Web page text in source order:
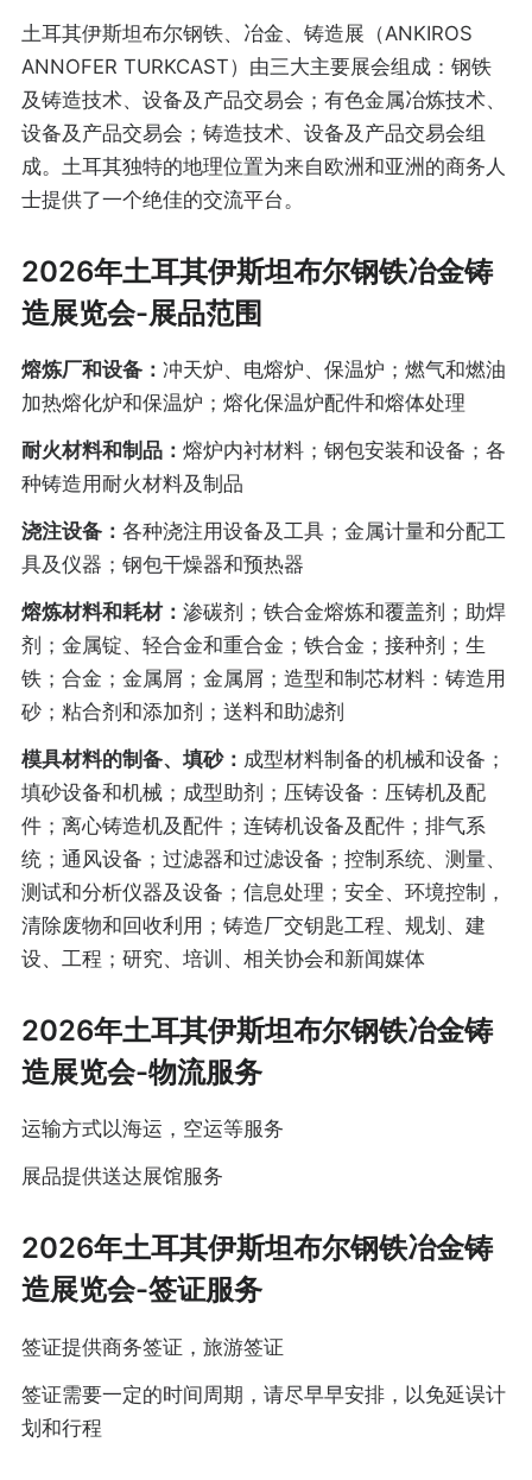
土耳其伊斯坦布尔钢铁、冶金、铸造展（ANKIROS
ANNOFER TURKCAST）由三大主要展会组成：钢铁
及铸造技术、设备及产品交易会；有色金属冶炼技术、
设备及产品交易会；铸造技术、设备及产品交易会组
成。土耳其独特的地理位置为来自欧洲和亚洲的商务人
士提供了一个绝佳的交流平台。
2026年土耳其伊斯坦布尔钢铁冶金铸
造展览会-展品范围
熔炼厂和设备： 冲天炉、电熔炉、保温炉；燃气和燃油
加热熔化炉和保温炉；熔化保温炉配件和熔体处理
耐火材料和制品： 熔炉内衬材料；钢包安装和设备；各
种铸造用耐火材料及制品
浇注设备： 各种浇注用设备及工具；金属计量和分配工
具及仪器；钢包干燥器和预热器
熔炼材料和耗材： 渗碳剂；铁合金熔炼和覆盖剂；助焊
剂；金属锭、轻合金和重合金；铁合金；接种剂；生
铁；合金；金属屑；金属屑；造型和制芯材料：铸造用
砂；粘合剂和添加剂；送料和助滤剂
模具材料的制备、填砂： 成型材料制备的机械和设备；
填砂设备和机械；成型助剂；压铸设备：压铸机及配
件；离心铸造机及配件；连铸机设备及配件；排气系
统；通风设备；过滤器和过滤设备；控制系统、测量、
测试和分析仪器及设备；信息处理；安全、环境控制，
清除废物和回收利用；铸造厂交钥匙工程、规划、建
设、工程；研究、培训、相关协会和新闻媒体
2026年土耳其伊斯坦布尔钢铁冶金铸
造展览会-物流服务
运输方式以海运，空运等服务
展品提供送达展馆服务
2026年土耳其伊斯坦布尔钢铁冶金铸
造展览会-签证服务
签证提供商务签证，旅游签证
签证需要一定的时间周期，请尽早早安排，以免延误计
划和行程